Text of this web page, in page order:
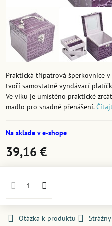
Praktická třípatrová šperkovnice
tvoří samostatně vyndávací
Ve víku je umístěno praktické
madlo pro snadné přenášení.
Na sklade v e-shope
39,16 €
Otázka k produktu